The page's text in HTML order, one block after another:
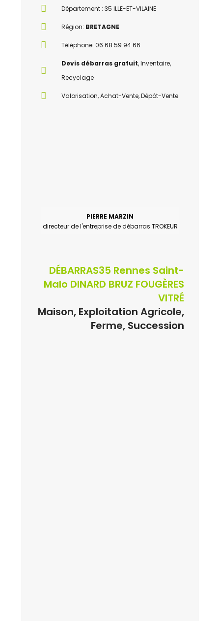
Département : 35 ILLE-ET-VILAINE
Région: BRETAGNE
Téléphone: 06 68 59 94 66
Devis débarras gratuit, Inventaire,
Recyclage
Valorisation, Achat-Vente, Dépôt-Vente
PIERRE MARZIN
directeur de l'entreprise de débarras TROKEUR
DÉBARRAS35 Rennes Saint-
Malo DINARD BRUZ FOUGÈRES
VITRÉ
Maison, Exploitation Agricole,
Ferme, Succession